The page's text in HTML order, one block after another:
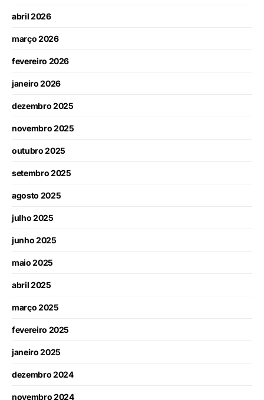
abril 2026
março 2026
fevereiro 2026
janeiro 2026
dezembro 2025
novembro 2025
outubro 2025
setembro 2025
agosto 2025
julho 2025
junho 2025
maio 2025
abril 2025
março 2025
fevereiro 2025
janeiro 2025
dezembro 2024
novembro 2024